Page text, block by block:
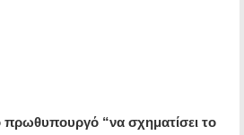
πρωθυπουργό “να σχηματίσει το